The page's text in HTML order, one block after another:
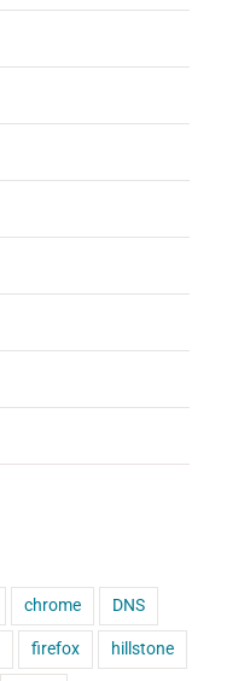
chrome DNS
firefox hillstone